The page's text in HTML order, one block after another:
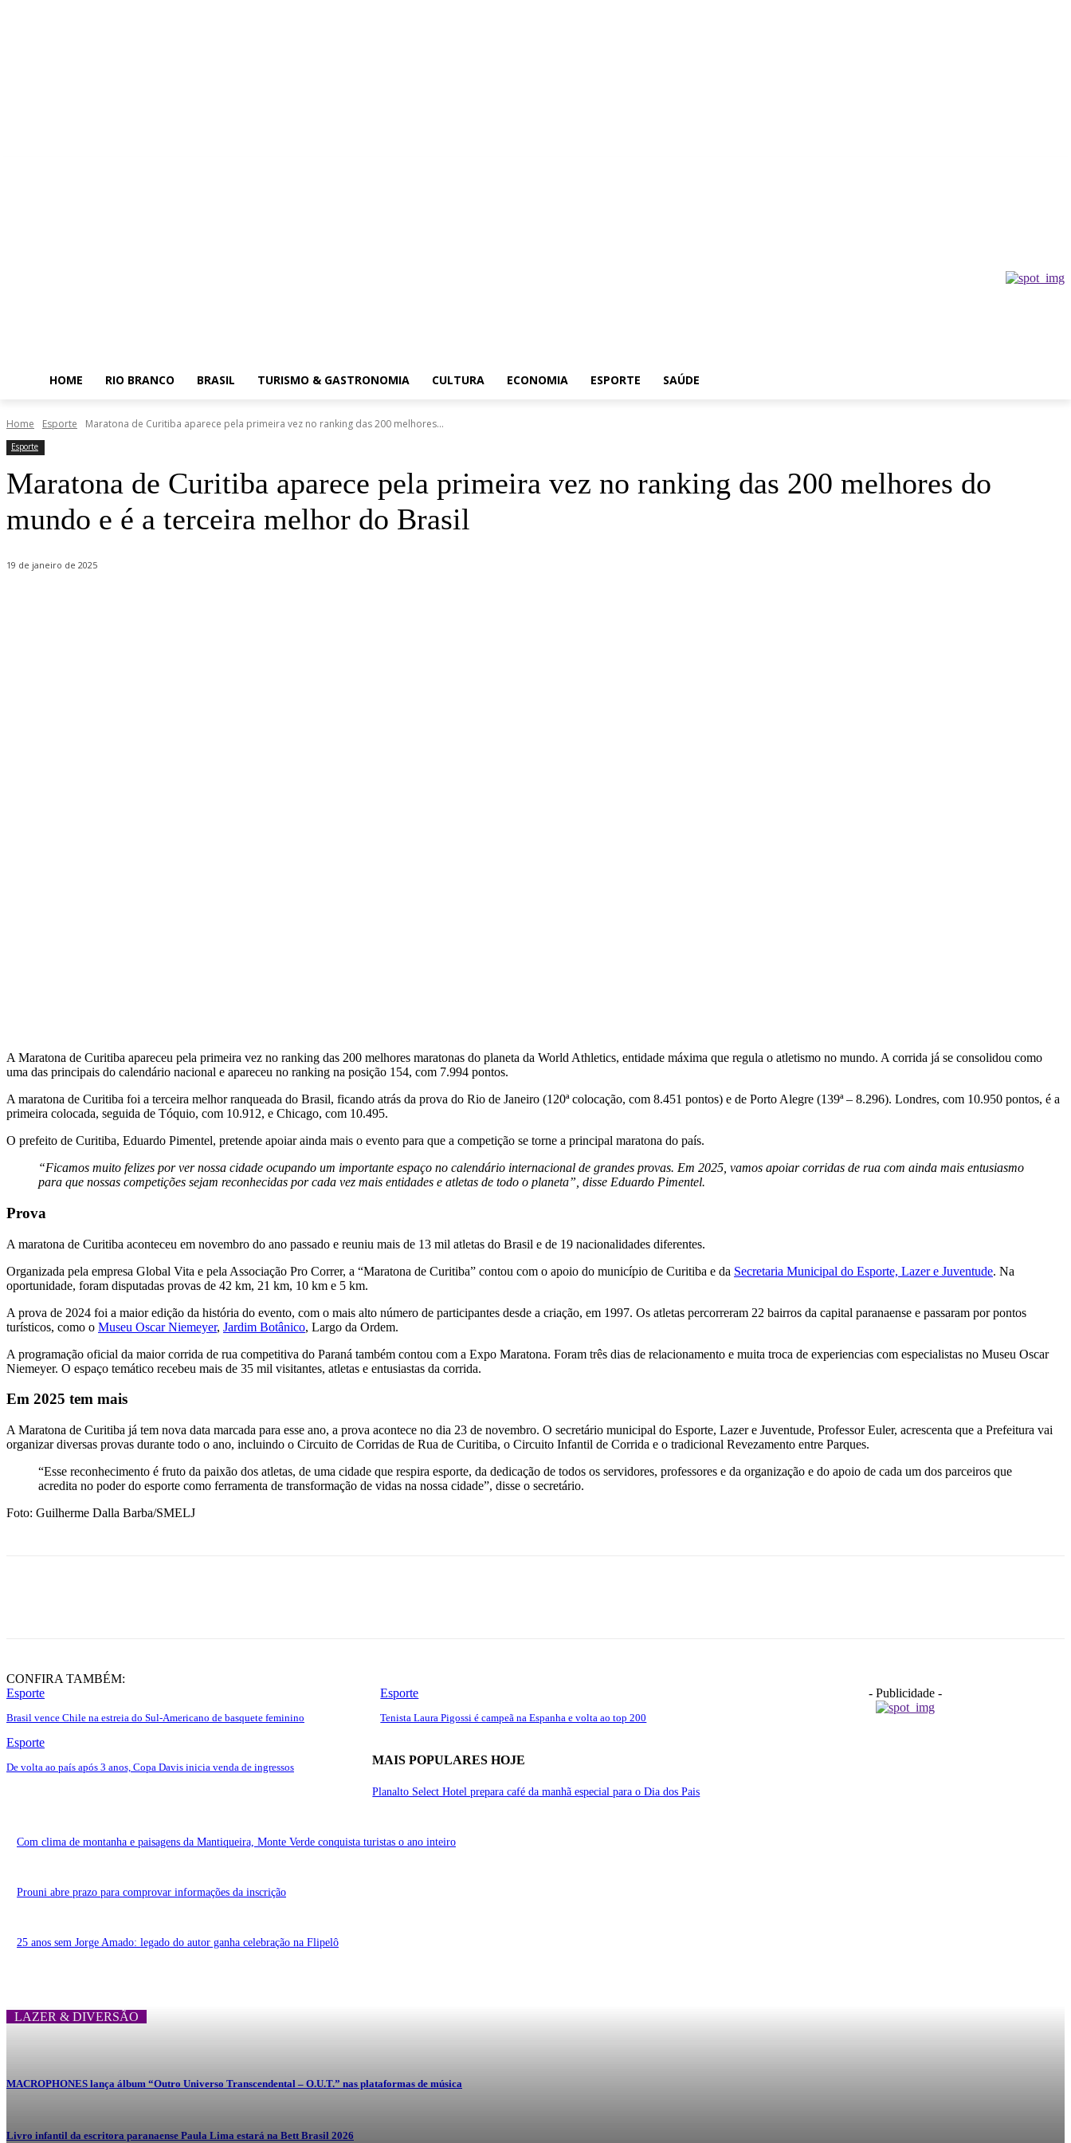
HOME RIO BRANCO BRASIL TURISMO & GASTRONOMIA CULTURA ECONOMIA ESPORTE SAÚDE
Home Esporte Maratona de Curitiba aparece pela primeira vez no ranking das 200 melhores...
Esporte
Maratona de Curitiba aparece pela primeira vez no ranking das 200 melhores do
mundo e é a terceira melhor do Brasil
19 de janeiro de 2025
A Maratona de Curitiba apareceu pela primeira vez no ranking das 200 melhores maratonas do planeta da World Athletics, entidade máxima que regula o atletismo no mundo. A corrida já se consolidou como
uma das principais do calendário nacional e apareceu no ranking na posição 154, com 7.994 pontos.
A maratona de Curitiba foi a terceira melhor ranqueada do Brasil, ficando atrás da prova do Rio de Janeiro (120ª colocação, com 8.451 pontos) e de Porto Alegre (139ª – 8.296). Londres, com 10.950 pontos, é a
primeira colocada, seguida de Tóquio, com 10.912, e Chicago, com 10.495.
O prefeito de Curitiba, Eduardo Pimentel, pretende apoiar ainda mais o evento para que a competição se torne a principal maratona do país.
“Ficamos muito felizes por ver nossa cidade ocupando um importante espaço no calendário internacional de grandes provas. Em 2025, vamos apoiar corridas de rua com ainda mais entusiasmo
para que nossas competições sejam reconhecidas por cada vez mais entidades e atletas de todo o planeta”, disse Eduardo Pimentel.
Prova
A maratona de Curitiba aconteceu em novembro do ano passado e reuniu mais de 13 mil atletas do Brasil e de 19 nacionalidades diferentes.
Organizada pela empresa Global Vita e pela Associação Pro Correr, a “Maratona de Curitiba” contou com o apoio do município de Curitiba e da Secretaria Municipal do Esporte, Lazer e Juventude. Na
oportunidade, foram disputadas provas de 42 km, 21 km, 10 km e 5 km.
A prova de 2024 foi a maior edição da história do evento, com o mais alto número de participantes desde a criação, em 1997. Os atletas percorreram 22 bairros da capital paranaense e passaram por pontos
turísticos, como o Museu Oscar Niemeyer, Jardim Botânico, Largo da Ordem.
A programação oficial da maior corrida de rua competitiva do Paraná também contou com a Expo Maratona. Foram três dias de relacionamento e muita troca de experiencias com especialistas no Museu Oscar
Niemeyer. O espaço temático recebeu mais de 35 mil visitantes, atletas e entusiastas da corrida.
Em 2025 tem mais
A Maratona de Curitiba já tem nova data marcada para esse ano, a prova acontece no dia 23 de novembro. O secretário municipal do Esporte, Lazer e Juventude, Professor Euler, acrescenta que a Prefeitura vai
organizar diversas provas durante todo o ano, incluindo o Circuito de Corridas de Rua de Curitiba, o Circuito Infantil de Corrida e o tradicional Revezamento entre Parques.
“Esse reconhecimento é fruto da paixão dos atletas, de uma cidade que respira esporte, da dedicação de todos os servidores, professores e da organização e do apoio de cada um dos parceiros que
acredita no poder do esporte como ferramenta de transformação de vidas na nossa cidade”, disse o secretário.
Foto: Guilherme Dalla Barba/SMELJ
CONFIRA TAMBÉM:
Esporte
Brasil vence Chile na estreia do Sul-Americano de basquete feminino
Esporte
Tenista Laura Pigossi é campeã na Espanha e volta ao top 200
Esporte
De volta ao país após 3 anos, Copa Davis inicia venda de ingressos
- Publicidade -
MAIS POPULARES HOJE
Planalto Select Hotel prepara café da manhã especial para o Dia dos Pais
Com clima de montanha e paisagens da Mantiqueira, Monte Verde conquista turistas o ano inteiro
Prouni abre prazo para comprovar informações da inscrição
25 anos sem Jorge Amado: legado do autor ganha celebração na Flipelô
LAZER & DIVERSÃO
MACROPHONES lança álbum “Outro Universo Transcendental – O.U.T.” nas plataformas de música
Livro infantil da escritora paranaense Paula Lima estará na Bett Brasil 2026